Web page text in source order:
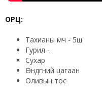
ОРЦ:
Тахианы мөч - 5ш
Гурил -
Сухар
Өндөгний цагаан
Оливын тос